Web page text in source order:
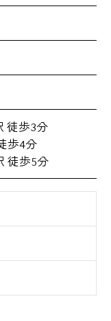
徒歩3分
歩4分
徒歩5分